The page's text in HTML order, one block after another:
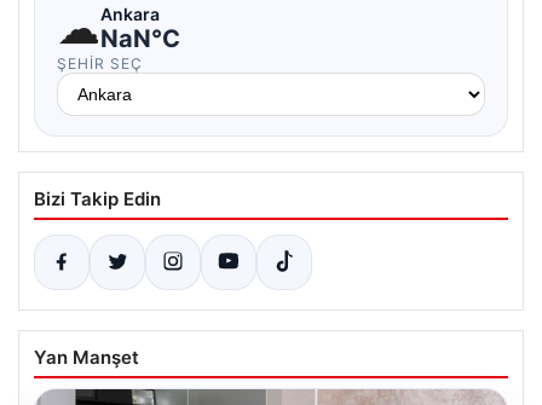
☁Ankara
NaN°C
ŞEHIR SEÇ
Bizi Takip Edin
Yan Manşet